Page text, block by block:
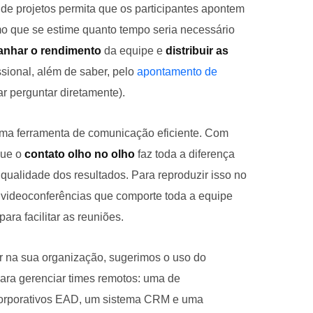
projetos permita que os participantes apontem
que se estime quanto tempo seria necessário
o rendimento da equipe e distribuir as
além de saber, pelo apontamento de
perguntar diretamente).
ferramenta de comunicação eficiente. Com
o contato olho no olho faz toda a diferença
dos resultados. Para reproduzir isso no
que comporte toda a equipe
facilitar as reuniões.
sua organização, sugerimos o uso do
gerenciar times remotos: uma de
EAD, um sistema CRM e uma